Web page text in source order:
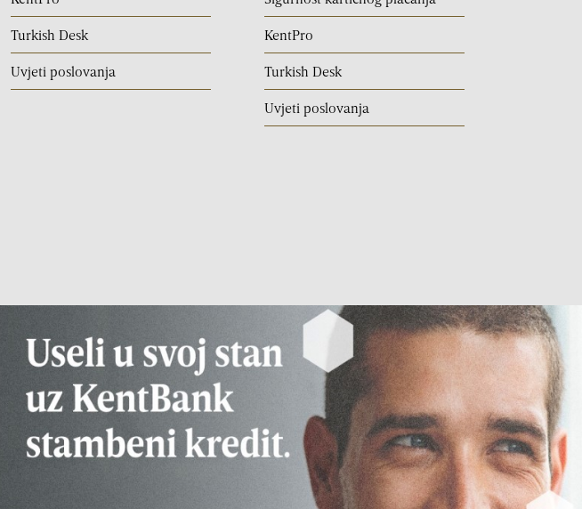
Turkish Desk
Uvjeti poslovanja
KentPro
Turkish Desk
Uvjeti poslovanja